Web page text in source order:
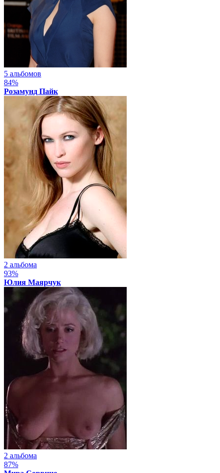
5 альбомов
84%
Розамунд Пайк
2 альбома
93%
Юлия Маярчук
2 альбома
87%